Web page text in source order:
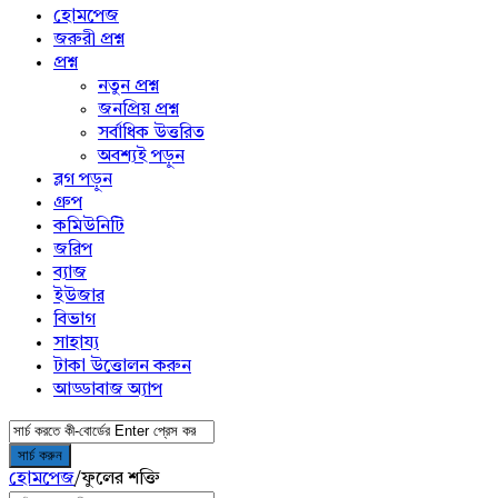
menu
হোমপেজ
জরুরী প্রশ্ন
প্রশ্ন
নতুন প্রশ্ন
জনপ্রিয় প্রশ্ন
সর্বাধিক উত্তরিত
অবশ্যই পড়ুন
ব্লগ পড়ুন
গ্রুপ
কমিউনিটি
জরিপ
ব্যাজ
ইউজার
বিভাগ
সাহায্য
টাকা উত্তোলন করুন
আড্ডাবাজ অ্যাপ
হোমপেজ/ফুলের শক্তি